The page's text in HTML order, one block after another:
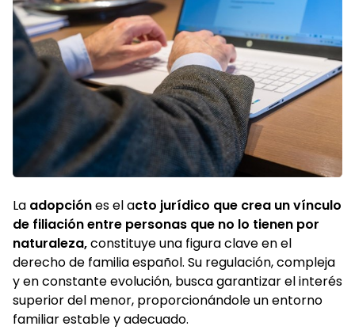
La adopciónes el acto jurídico que crea un vínculo
de filiación entre personas que no lo tienen por
naturaleza,constituye una figura clave en el
derecho de familia español. Su regulación, compleja
y en constante evolución, busca garantizar el interés
superior del menor, proporcionándole un entorno
familiar estable y adecuado.